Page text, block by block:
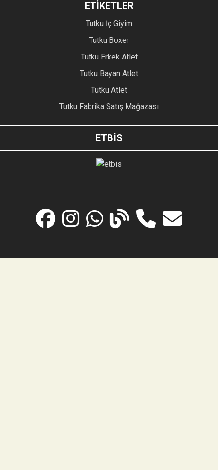
ETİKETLER
Tutku İç Giyim
Tutku Boxer
Tutku Erkek Atlet
Tutku Bayan Atlet
Tutku Atlet
Tutku Fabrika Satış Mağazası
ETBİS